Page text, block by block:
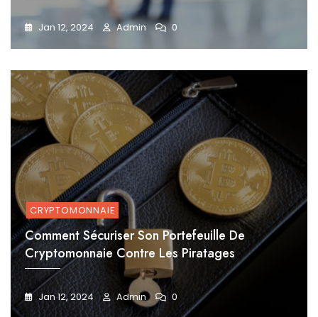
Jan 12, 2024 Admin 0
CRYPTOMONNAIE
Comment Sécuriser Son Portefeuille De
Cryptomonnaie Contre Les Piratages
Jan 12, 2024 Admin 0